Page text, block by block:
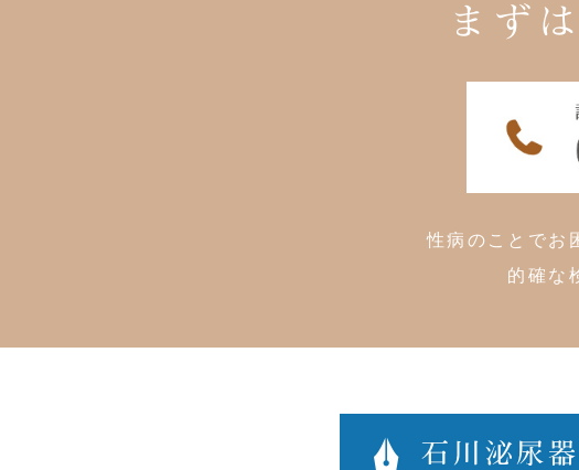
まず
性病のことでお
的確な